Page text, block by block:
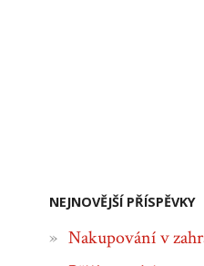
NEJNOVĚJŠÍ PŘÍSPĚVKY
Nakupování v